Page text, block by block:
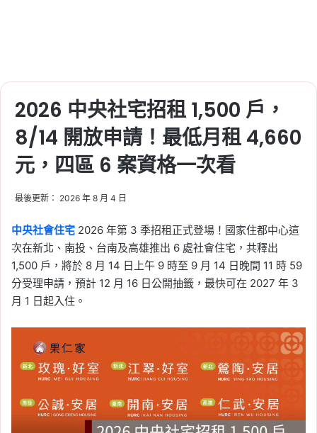
2026 中央社宅招租 1,500 戶，
8/14 開放申請！最低月租 4,660
元，四區 6 案資格一次看
最後更新： 2026 年 8 月 4 日
中央社會住宅 2026 年第 3 季招租正式登場！國家住都中心這
次在新北、南投、台南及高雄推出 6 處社會住宅，共釋出
1,500 戶，將於 8 月 14 日上午 9 時至 9 月 14 日晚間 11 時 59
分受理申請，預計 12 月 16 日公開抽籤，最快可在 2027 年 3
月 1 日起入住。